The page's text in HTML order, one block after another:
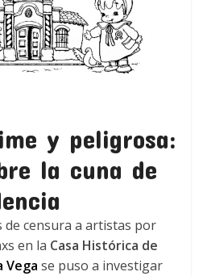
y peligrosa:
la cuna de
de censura a artistas por
en la Casa Histórica de
Vega se puso a investigar